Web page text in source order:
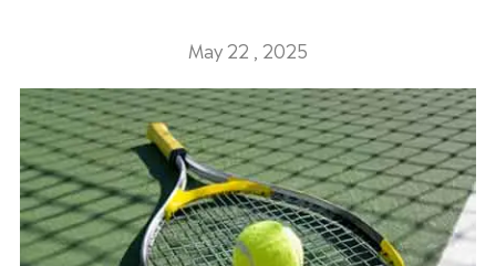
May 22 , 2025